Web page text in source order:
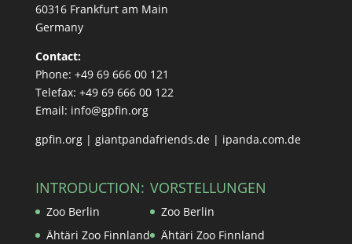
60316 Frankfurt am Main
Germany
Contact:
Phone: +49 69 666 00 121
Telefax: +49 69 666 00 122
Email: info@gpfin.org
gpfin.org| giantpandafriends.de| ipanda.com.de
INTRODUCTION:
Zoo Berlin
Ähtäri Zoo Finnland
VORSTELLUNGEN
Zoo Berlin
Ähtäri Zoo Finnland